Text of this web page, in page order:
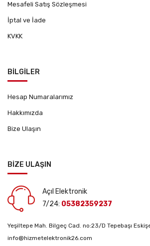
Mesafeli Satış Sözleşmesi
İptal ve İade
KVKK
BİLGİLER
Hesap Numaralarımız
Hakkımızda
Bize Ulaşın
BİZE ULAŞIN
Açıl Elektronik
7/24: 05382359237
Yeşiltepe Mah. Bilgeç Cad. no:23/D Tepebaşı
info@hizmetelektronik26.com